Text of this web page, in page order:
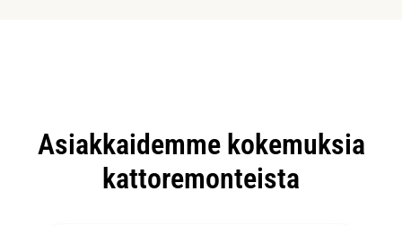
Asiakkaidemme kokemuksia
kattoremonteista